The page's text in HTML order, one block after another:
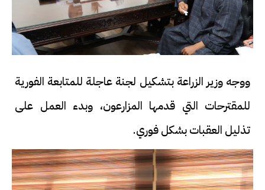
ووجه وزير الزراعة بتشكيل لجنة عاجلة للمتابعة الفورية
للمقترحات التي قدمها المزارعون، وبدء العمل على
تذليل العقبات بشكل فوري.